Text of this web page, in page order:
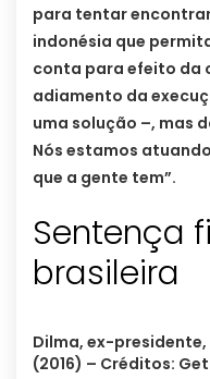
para tentar
indonésia que
conta para efeito da
adiamento da
uma solução –, mas
Nós estamos
que a gente tem”.
Sentença
brasileira
Dilma, ex-
(2016) – Créditos: